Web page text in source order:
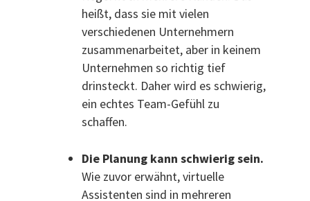
heißt, dass sie mit vielen
verschiedenen Unternehmern
zusammenarbeitet, aber in keinem
Unternehmen so richtig tief
drinsteckt. Daher wird es schwierig,
ein echtes Team-Gefühl zu
schaffen.
Die Planung kann schwierig sein.
Wie zuvor erwähnt, virtuelle
Assistenten sind in mehreren